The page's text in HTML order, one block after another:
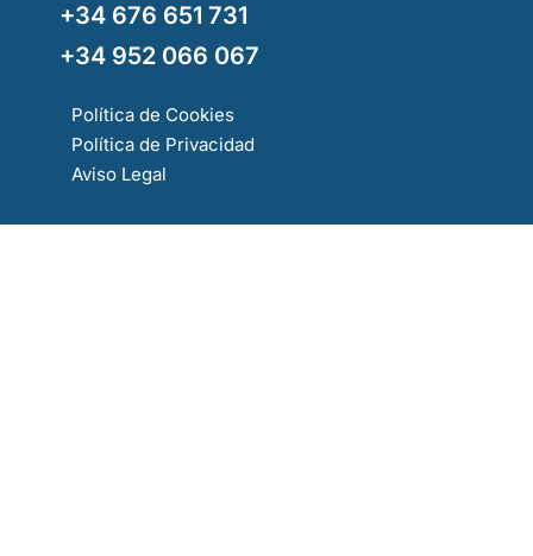
+34 676 651 731
+34 952 066 067
Política de Cookies
Política de Privacidad
Aviso Legal